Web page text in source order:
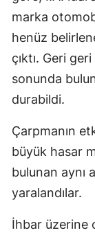
marka
henüz
çıktı. Geri
sonunda
durabildi.
Çarpmanın
büyük hasar
bulunan aynı
yaralandılar.
İhbar üzerine